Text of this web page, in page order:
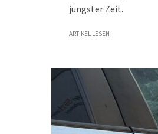
jüngster Zeit.
ARTIKEL LESEN